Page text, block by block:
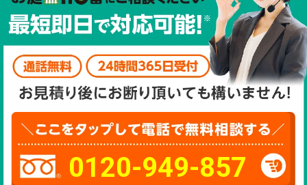
0120-949-857